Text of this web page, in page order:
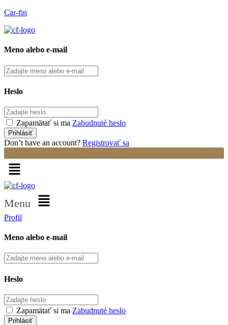
Car-fin
Meno alebo e-mail
Heslo
Zapamätať si ma Zabudnuté heslo
Don’t have an account? Registrovať sa
Menu
Profil
Meno alebo e-mail
Heslo
Zapamätať si ma Zabudnuté heslo